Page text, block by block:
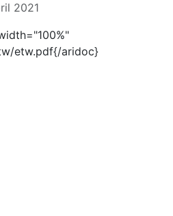
2021
etw.pdf{/aridoc}